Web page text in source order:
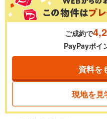
ご成約で
PayPayポイ
資料を
現地を見